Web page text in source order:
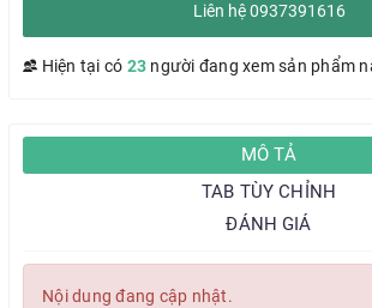
Liên hệ 0937391616
Hiện tại có 23 người đang xem sản phẩm
MÔ TẢ
TAB TÙY CHỈNH
ĐÁNH GIÁ
Nội dung đang cập nhật.